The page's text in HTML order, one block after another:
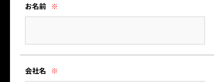
お名前 ※
会社名 ※